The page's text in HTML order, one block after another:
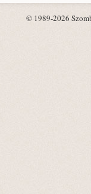
© 1989-2026